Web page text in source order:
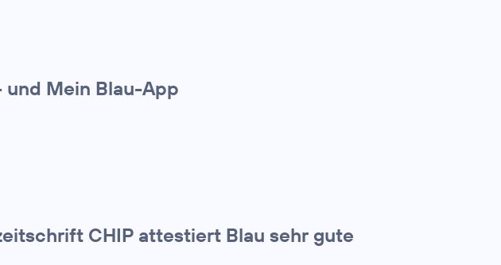
und Mein Blau-App
CHIP attestiert Blau sehr gute